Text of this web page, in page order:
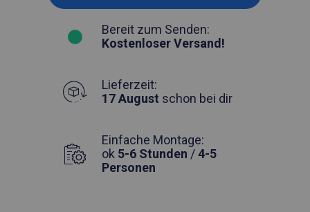
Bereit zum Senden:
Kostenloser Versand!
Lieferzeit:
17 August schon bei dir
Einfache Montage:
ok 5-6 Stunden /4-5
Personen